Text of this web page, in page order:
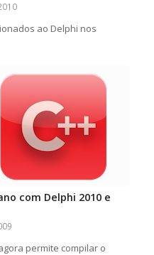
ao Delphi nos
com Delphi 2010 e
permite compilar o